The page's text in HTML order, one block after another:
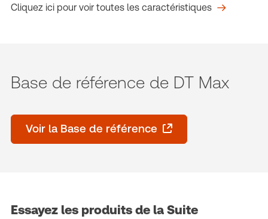
Cliquez ici pour voir toutes les caractéristiques
Base de référence de DT Max
Voir la Base de référence
Essayez les produits de la Suite